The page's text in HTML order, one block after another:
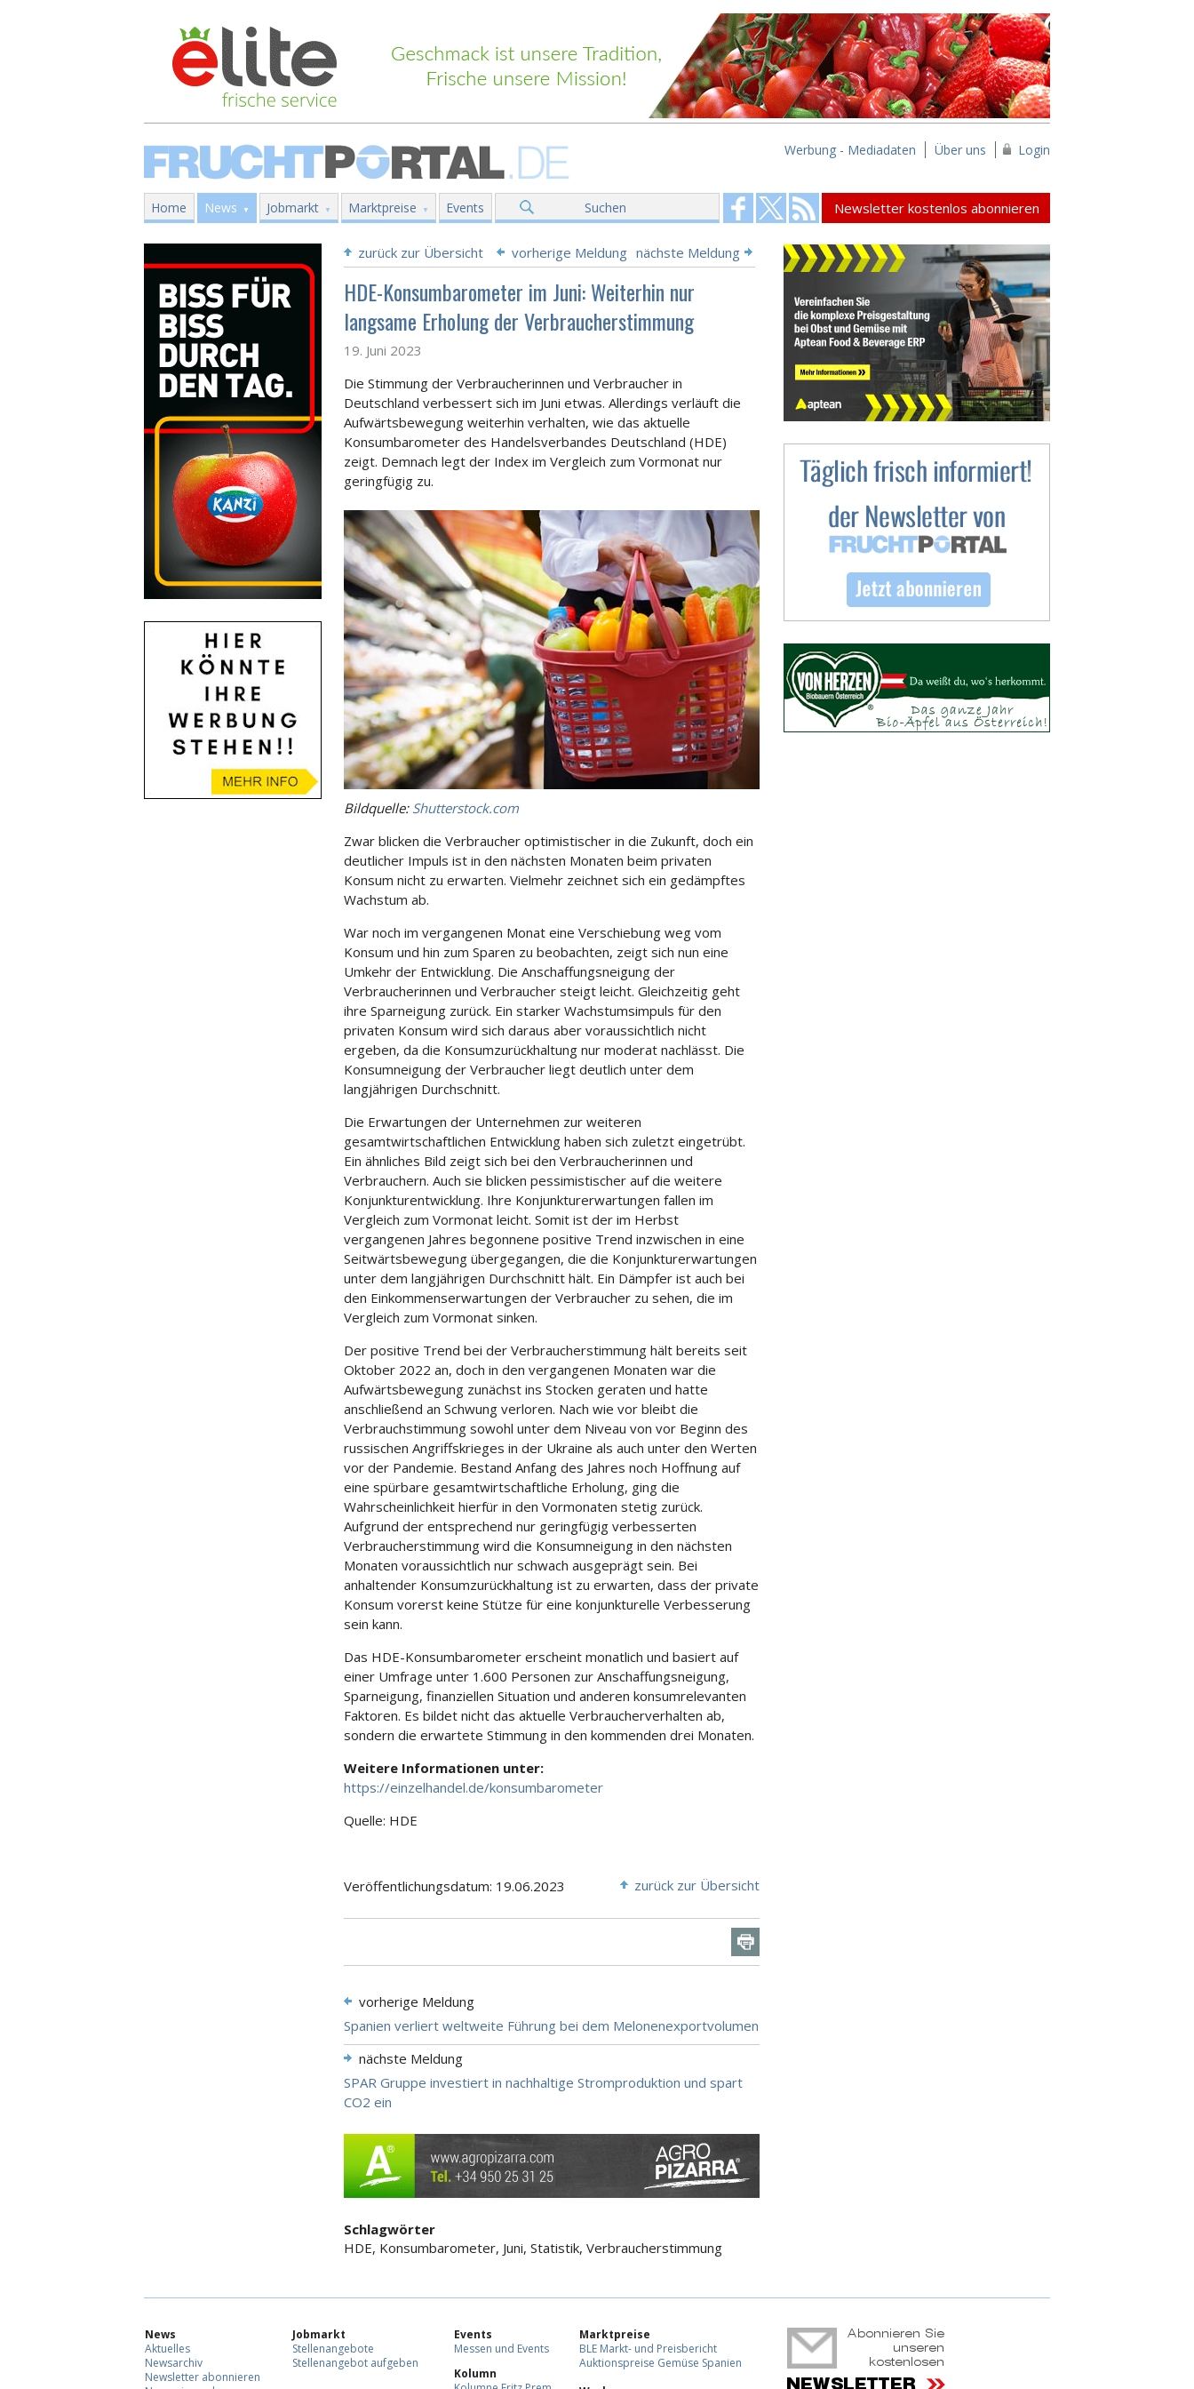
Werbung - Mediadaten Über uns Login
Home News Jobmarkt Marktpreise Events Suchen Newsletter kostenlos abonnieren
zurück zur Übersicht vorherige Meldung nächste Meldung
HDE-Konsumbarometer im Juni: Weiterhin nur
langsame Erholung der Verbraucherstimmung
19. Juni 2023
Die Stimmung der Verbraucherinnen und Verbraucher in
Deutschland verbessert sich im Juni etwas. Allerdings verläuft die
Aufwärtsbewegung weiterhin verhalten, wie das aktuelle
Konsumbarometer des Handelsverbandes Deutschland (HDE)
zeigt. Demnach legt der Index im Vergleich zum Vormonat nur
geringfügig zu.
Bildquelle: Shutterstock.com
Zwar blicken die Verbraucher optimistischer in die Zukunft, doch ein
deutlicher Impuls ist in den nächsten Monaten beim privaten
Konsum nicht zu erwarten. Vielmehr zeichnet sich ein gedämpftes
Wachstum ab.
War noch im vergangenen Monat eine Verschiebung weg vom
Konsum und hin zum Sparen zu beobachten, zeigt sich nun eine
Umkehr der Entwicklung. Die Anschaffungsneigung der
Verbraucherinnen und Verbraucher steigt leicht. Gleichzeitig geht
ihre Sparneigung zurück. Ein starker Wachstumsimpuls für den
privaten Konsum wird sich daraus aber voraussichtlich nicht
ergeben, da die Konsumzurückhaltung nur moderat nachlässt. Die
Konsumneigung der Verbraucher liegt deutlich unter dem
langjährigen Durchschnitt.
Die Erwartungen der Unternehmen zur weiteren
gesamtwirtschaftlichen Entwicklung haben sich zuletzt eingetrübt.
Ein ähnliches Bild zeigt sich bei den Verbraucherinnen und
Verbrauchern. Auch sie blicken pessimistischer auf die weitere
Konjunkturentwicklung. Ihre Konjunkturerwartungen fallen im
Vergleich zum Vormonat leicht. Somit ist der im Herbst
vergangenen Jahres begonnene positive Trend inzwischen in eine
Seitwärtsbewegung übergegangen, die die Konjunkturerwartungen
unter dem langjährigen Durchschnitt hält. Ein Dämpfer ist auch bei
den Einkommenserwartungen der Verbraucher zu sehen, die im
Vergleich zum Vormonat sinken.
Der positive Trend bei der Verbraucherstimmung hält bereits seit
Oktober 2022 an, doch in den vergangenen Monaten war die
Aufwärtsbewegung zunächst ins Stocken geraten und hatte
anschließend an Schwung verloren. Nach wie vor bleibt die
Verbrauchstimmung sowohl unter dem Niveau von vor Beginn des
russischen Angriffskrieges in der Ukraine als auch unter den Werten
vor der Pandemie. Bestand Anfang des Jahres noch Hoffnung auf
eine spürbare gesamtwirtschaftliche Erholung, ging die
Wahrscheinlichkeit hierfür in den Vormonaten stetig zurück.
Aufgrund der entsprechend nur geringfügig verbesserten
Verbraucherstimmung wird die Konsumneigung in den nächsten
Monaten voraussichtlich nur schwach ausgeprägt sein. Bei
anhaltender Konsumzurückhaltung ist zu erwarten, dass der private
Konsum vorerst keine Stütze für eine konjunkturelle Verbesserung
sein kann.
Das HDE-Konsumbarometer erscheint monatlich und basiert auf
einer Umfrage unter 1.600 Personen zur Anschaffungsneigung,
Sparneigung, finanziellen Situation und anderen konsumrelevanten
Faktoren. Es bildet nicht das aktuelle Verbraucherverhalten ab,
sondern die erwartete Stimmung in den kommenden drei Monaten.
Weitere Informationen unter:
https://einzelhandel.de/konsumbarometer
Quelle: HDE
Veröffentlichungsdatum: 19.06.2023 zurück zur Übersicht
vorherige Meldung
Spanien verliert weltweite Führung bei dem Melonenexportvolumen
nächste Meldung
SPAR Gruppe investiert in nachhaltige Stromproduktion und spart
CO2 ein
Schlagwörter
HDE, Konsumbarometer, Juni, Statistik, Verbraucherstimmung
News
Aktuelles
Newsarchiv
Newsletter abonnieren
Jobmarkt
Stellenangebote
Stellenangebot aufgeben
Events
Messen und Events
Kolumn
Marktpreise
BLE Markt- und Preisbericht
Auktionspreise Gemüse Spanien